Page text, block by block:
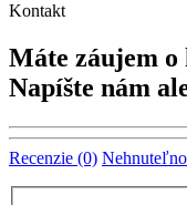
Kontakt
Máte záujem
Napíšte nám
Recenzie (0)